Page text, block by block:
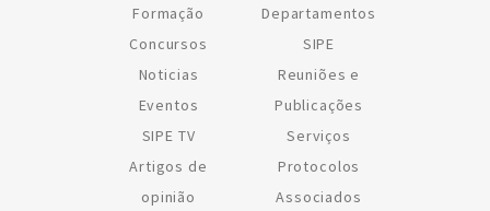
Formação
Concursos
Noticias
Eventos
SIPE TV
Artigos de
opinião
Departamentos
SIPE
Reuniões e
Publicações
Serviços
Protocolos
Associados